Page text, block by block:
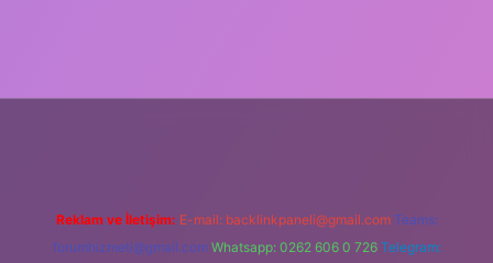
Reklam ve İletişim: E-mail: backlinkpaneli@gmail.com Teams:
forumhizmeti@gmail.com Whatsapp: 0262 606 0 726 Telegram: